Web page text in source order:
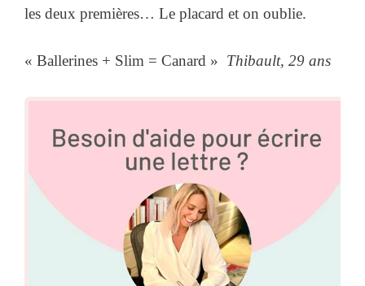
les deux premières… Le placard et on oublie.
« Ballerines + Slim = Canard » Thibault, 29 ans